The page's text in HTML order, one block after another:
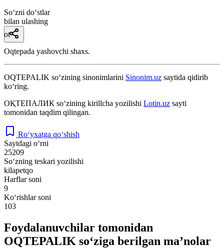
So‘zni do‘stlar
bilan ulashing
ot
Oqtepada yashovchi shaxs.
OQTEPALIK so‘zining sinonimlarini Sinonim.uz saytida qidirib
ko‘ring.
ОҚТЕПАЛИК so‘zining kirillcha yozilishi Lotin.uz sayti
tomonidan taqdim qilingan.
Ro‘yxatga qo‘shish
Saytdagi o‘rni
25209
So‘zning teskari yozilishi
kilapetqo
Harflar soni
9
Ko‘rishlar soni
103
Foydalanuvchilar tomonidan
OQTEPALIK so‘ziga berilgan ma’nolar